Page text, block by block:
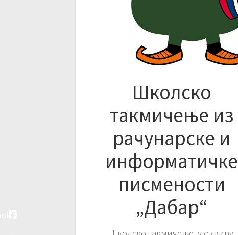
Школско
такмичење из
рачунарске и
информатичке
писмености
„Дабар“